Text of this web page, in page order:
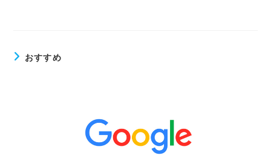
おすすめ